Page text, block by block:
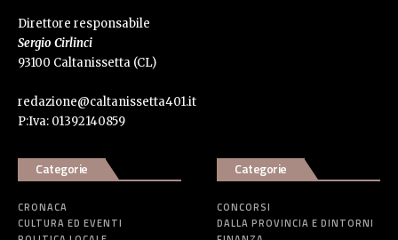
Direttore responsabile
Sergio Cirlinci
93100 Caltanissetta (CL)
redazione@caltanissetta401.it
P:Iva: 01392140859
Categorie
CRONACA
CULTURA ED EVENTI
Categorie
CONCORSI
DALLA PROVINCIA E DINTORNI